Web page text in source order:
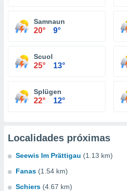
Samnaun
20° 9°
Scuol
25° 13°
Splügen
22° 12°
Localidades próximas
Seewis Im Prättigau (1.13 km)
Fanas (1.54 km)
Schiers (4.67 km)